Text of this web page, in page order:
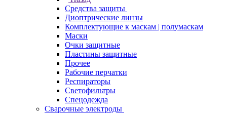
Средства защиты
Диоптрические линзы
Комплектующие к маскам | полумаскам
Маски
Очки защитные
Пластины защитные
Прочее
Рабочие перчатки
Респираторы
Светофильтры
Спецодежда
Сварочные электроды